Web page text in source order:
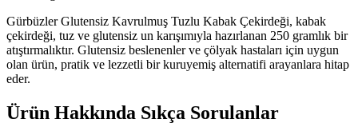
Gürbüzler Glutensiz Kavrulmuş Tuzlu Kabak Çekirdeği, kabak
çekirdeği, tuz ve glutensiz un karışımıyla hazırlanan 250 gramlık bir
atıştırmalıktır. Glutensiz beslenenler ve çölyak hastaları için uygun
olan ürün, pratik ve lezzetli bir kuruyemiş alternatifi arayanlara hitap
eder.
Ürün Hakkında Sıkça Sorulanlar